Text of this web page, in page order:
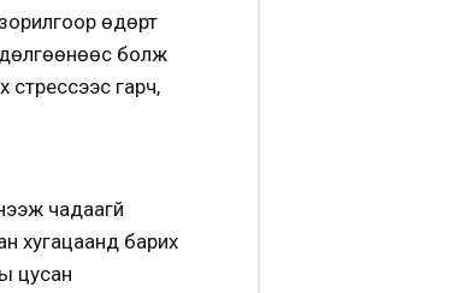
өдөрт
болж
стрессээс гарч,
чадаагүй
хугацаанд барих
цусан